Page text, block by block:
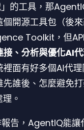
的工具，那
開源工具包（後
Toolkit，但
接、分析與優化AI
面有好多個AI代
誰後、怎麼避免
。
告，AgentIQ能讓